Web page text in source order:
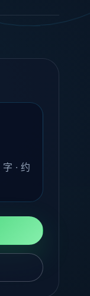
字 · 约